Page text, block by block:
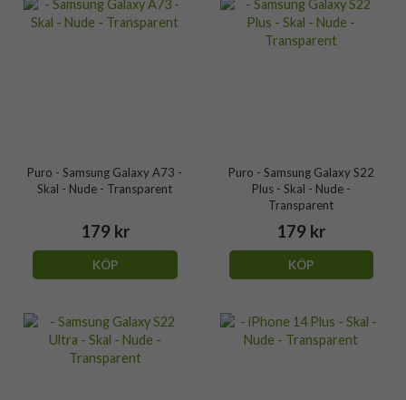
Puro - Samsung Galaxy A73 -
Skal - Nude - Transparent
179 kr
KÖP
Puro - Samsung Galaxy S22
Plus - Skal - Nude -
Transparent
179 kr
KÖP